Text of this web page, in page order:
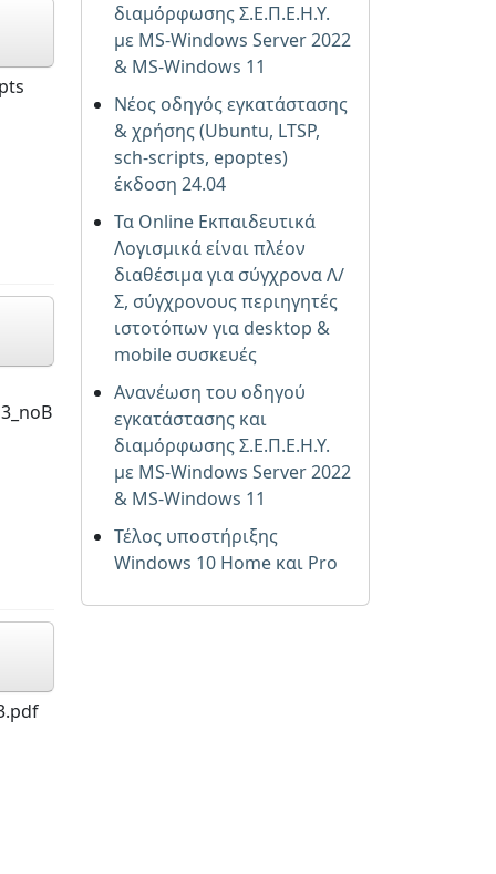
διαμόρφωσης Σ.Ε.Π.Ε.Η.Υ.
με MS-Windows Server 2022
& MS-Windows 11
Νέος οδηγός εγκατάστασης
& χρήσης (Ubuntu, LTSP,
sch-scripts, epoptes)
έκδοση 24.04
Τα Online Εκπαιδευτικά
Λογισμικά είναι πλέον
διαθέσιμα για σύγχρονα Λ/
Σ, σύγχρονους περιηγητές
ιστοτόπων για desktop &
mobile συσκευές
Ανανέωση του οδηγού
εγκατάστασης και
διαμόρφωσης Σ.Ε.Π.Ε.Η.Υ.
με MS-Windows Server 2022
& MS-Windows 11
Τέλος υποστήριξης
Windows 10 Home και Pro